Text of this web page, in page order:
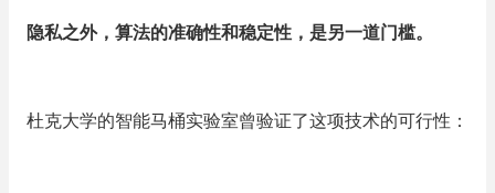
隐私之外，算法的准确性和稳定性，是另一道门槛。
杜克大学的智能马桶实验室曾验证了这项技术的可行性：